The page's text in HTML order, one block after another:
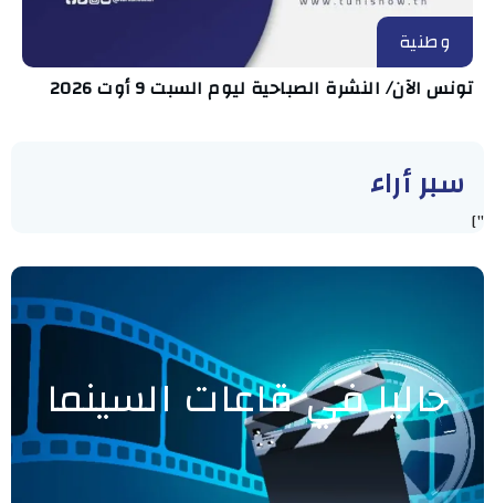
وطنية
تونس الآن/ النشرة الصباحية ليوم السبت 9 أوت 2026
سبر أراء
"]
حاليا في قاعات السينما